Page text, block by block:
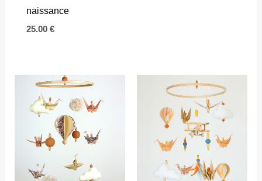
naissance
25.00 €